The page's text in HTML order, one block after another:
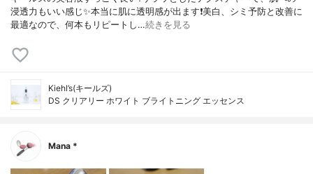
浸透力もいい感じ✨本当に肌に透明感が出ます❗️美白、シミ予防と改善に
最適なので、何本もリピートし…続きを見る
Kiehl’s(キールズ)
DS クリアリー ホワイト ブライトニング エッセンス
Mana *